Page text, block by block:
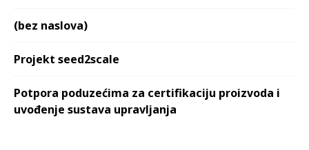
(bez naslova)
Projekt seed2scale
Potpora poduzećima za certifikaciju proizvoda i
uvođenje sustava upravljanja